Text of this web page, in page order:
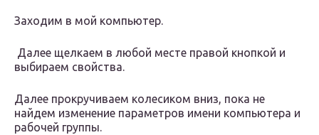
Заходим в мой компьютер.
Далее щелкаем в любой месте правой кнопкой и
выбираем свойства.
Далее прокручиваем колесиком вниз, пока не
найдем изменение параметров имени компьютера и
рабочей группы.